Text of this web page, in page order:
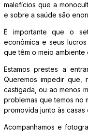
malefícios que a
e sobre a saúde são
É importante que o
econômica e seus
que têm o meio ambiente
Estamos prestes a
Queremos impedir que,
castigada, ou ao menos
problemas que temos no
promovida junto às
Acompanhamos e